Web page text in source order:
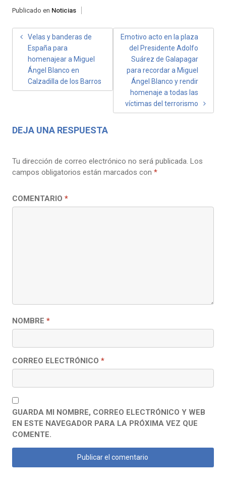
Publicado en Noticias
NAVEGACIÓN
ENTRADAS
Velas y banderas de
España para
homenajear a Miguel
Ángel Blanco en
Calzadilla de los Barros
Emotivo acto en la plaza
del Presidente Adolfo
Suárez de Galapagar
para recordar a Miguel
Ángel Blanco y rendir
homenaje a todas las
víctimas del terrorismo
DEJA UNA RESPUESTA
Tu dirección de correo electrónico no será publicada. Los
campos obligatorios están marcados con *
COMENTARIO *
NOMBRE *
CORREO ELECTRÓNICO *
GUARDA MI NOMBRE, CORREO ELECTRÓNICO Y WEB
EN ESTE NAVEGADOR PARA LA PRÓXIMA VEZ QUE
COMENTE.